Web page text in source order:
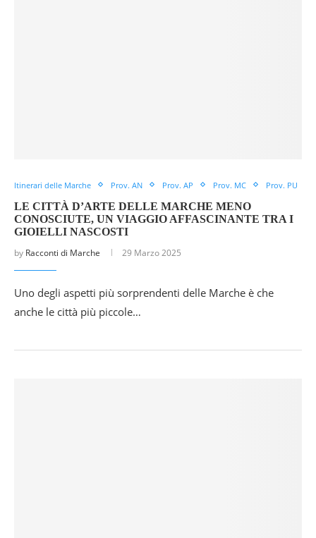
Itinerari delle Marche Prov. AN Prov. AP Prov. MC Prov. PU
LE CITTÀ D’ARTE DELLE MARCHE MENO
CONOSCIUTE, UN VIAGGIO AFFASCINANTE TRA I
GIOIELLI NASCOSTI
by Racconti di Marche 29 Marzo 2025
Uno degli aspetti più sorprendenti delle Marche è che
anche le città più piccole…